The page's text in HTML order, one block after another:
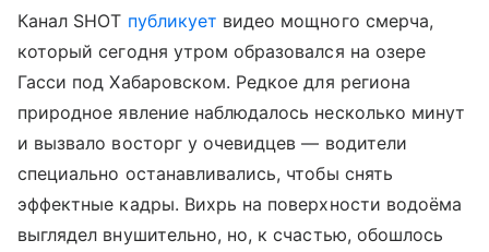
Канал SHOT публикует видео мощного смерча,
который сегодня утром образовался на озере
Гасси под Хабаровском. Редкое для региона
природное явление наблюдалось несколько минут
и вызвало восторг у очевидцев — водители
специально останавливались, чтобы снять
эффектные кадры. Вихрь на поверхности водоёма
выглядел внушительно, но, к счастью, обошлось